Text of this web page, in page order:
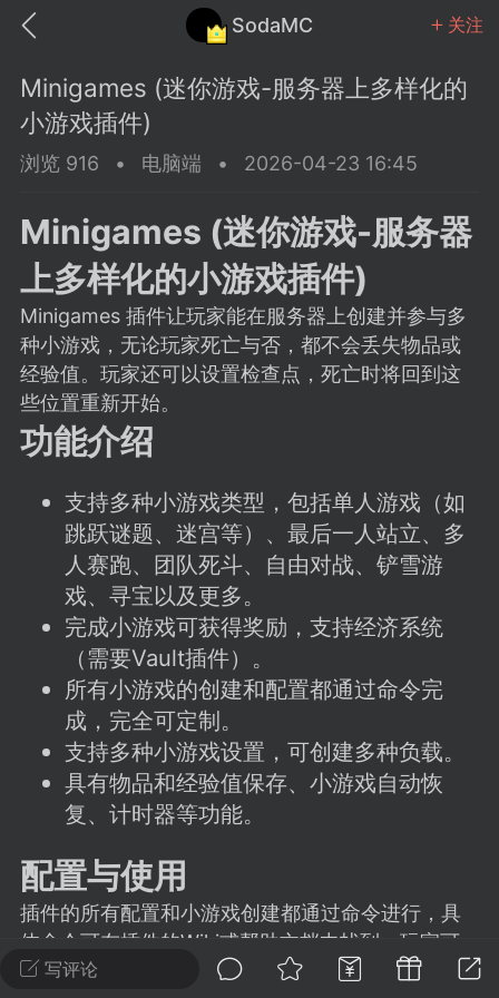
SodaMC 关注
中文社区 SodaMC
教程 材质 社区
潮涌核心
议贴】SodaMC 的改进与建议 🧃
社区的建议&反馈板块，欢迎每
在这里畅所欲言，提出你对 社区功能、
、管理方式等方面 的任何想法！...
11 5.9k
潮涌核心
永久赞助者
24 23:37
电脑端 整合包分享
反馈你遇到的问题 以及 你期望的功能等
不方便可尝试通过邮箱与作者进行反馈
写评论
Minigames (迷你游戏-服务器上多样化的
小游戏插件)
浏览 916 • 电脑端 • 2026-04-23 16:45
Minigames (迷你游戏-服务器
上多样化的小游戏插件)
Minigames 插件让玩家能在服务器上创建并参与多
种小游戏，无论玩家死亡与否，都不会丢失物品或
经验值。玩家还可以设置检查点，死亡时将回到这
些位置重新开始。
功能介绍
支持多种小游戏类型，包括单人游戏（如
跳跃谜题、迷宫等）、最后一人站立、多
人赛跑、团队死斗、自由对战、铲雪游
戏、寻宝以及更多。
完成小游戏可获得奖励，支持经济系统
（需要Vault插件）。
所有小游戏的创建和配置都通过命令完
成，完全可定制。
支持多种小游戏设置，可创建多种负载。
具有物品和经验值保存、小游戏自动恢
复、计时器等功能。
配置与使用
插件的所有配置和小游戏创建都通过命令进行，具
体命令可在插件的Wiki或帮助文档中找到。玩家可
以根据自己的需求，调整小游戏的各项设置，如游